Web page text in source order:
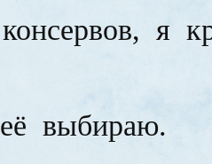
консервов, я
её выбираю.